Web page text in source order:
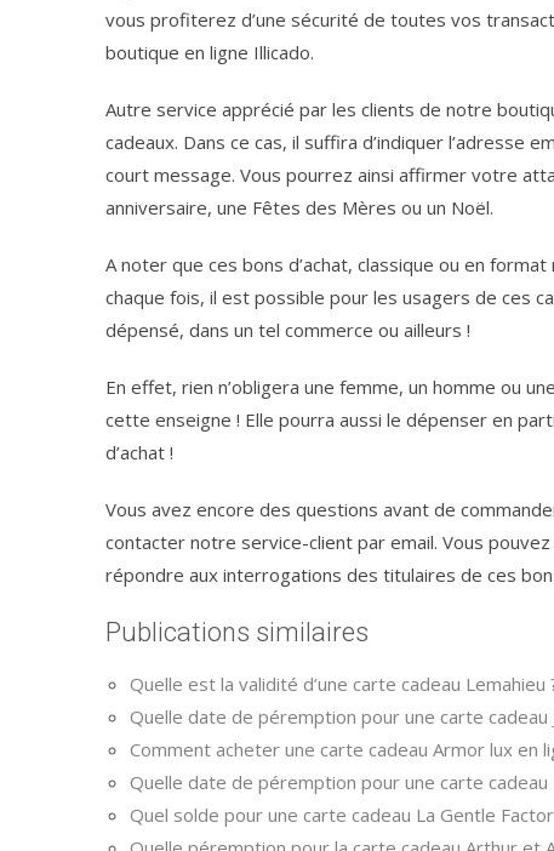
vous profiterez d’une sécurité de toutes vos
boutique en ligne Illicado.
Autre service apprécié par les clients de notre
cadeaux. Dans ce cas, il suffira d’indiquer l’adresse
court message. Vous pourrez ainsi affirmer votre
anniversaire, une Fêtes des Mères ou un Noël.
A noter que ces bons d’achat, classique ou en
chaque fois, il est possible pour les usagers de ces
dépensé, dans un tel commerce ou ailleurs !
En effet, rien n’obligera une femme, un homme ou
cette enseigne ! Elle pourra aussi le dépenser en
d’achat !
Vous avez encore des questions avant de
contacter notre service-client par email. Vous
répondre aux interrogations des titulaires de ces
Publications similaires
Quelle est la validité d’une carte cadeau Lemahieu
Quelle date de péremption pour une carte cadeau
Comment acheter une carte cadeau Armor lux en
Quelle date de péremption pour une carte cadeau
Quel solde pour une carte cadeau La Gentle